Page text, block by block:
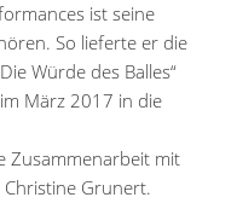
ist seine
So lieferte er die
Würde des Balles“
März 2017 in die
Zusammenarbeit mit
Grunert.